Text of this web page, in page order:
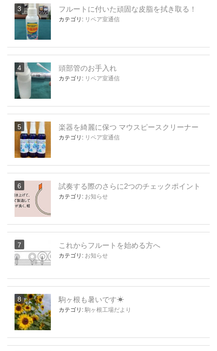
フルートに付いた頑固な皮脂を拭き取る！
カテゴリ: リペア室通信
頭部管のお手入れ
カテゴリ: リペア室通信
楽器を綺麗に保つ マウスピースクリーナー
カテゴリ: リペア室通信
試奏する際のさらに2つのチェックポイント
カテゴリ: お知らせ
これからフルートを始める方へ
カテゴリ: お知らせ
駒ヶ根も暑いです☀
カテゴリ: 駒ヶ根工場だより